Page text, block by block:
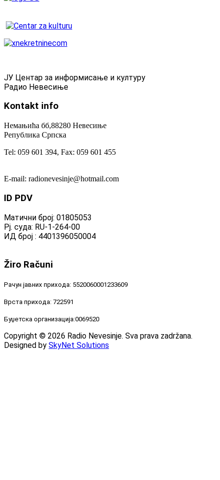
ЈУ Центар за информисање и културу
Радио Невесиње
Kontakt info
Немањића бб,88280 Невесиње
Република Српска
Tel: 059 601 394, Fax: 059 601 455
E-mail: radionevesinje@hotmail.com
ID PDV
Матични број: 01805053
Рј. суда: RU-1-264-00
ИД број : 4401396050004
Žiro Računi
Рачун јавних прихода: 5520060001233609
Врста прихода: 722591
Буџетска организација:0069520
Copyright © 2026 Radio Nevesinje. Sva prava zadržana.
Designed by SkyNet Solutions